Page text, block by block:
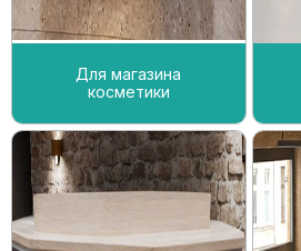
Для магазина
косметики